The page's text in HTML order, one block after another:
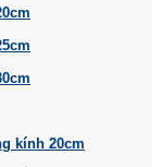
kính 20cm